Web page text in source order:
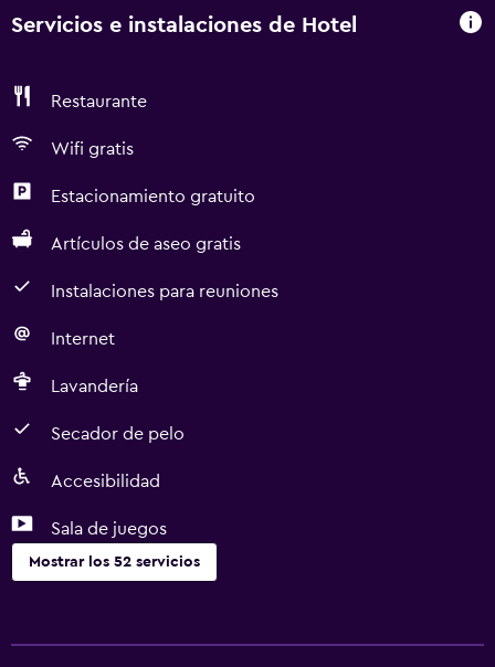
Servicios e instalaciones de Hotel
Restaurante
Wifi gratis
Estacionamiento gratuito
Artículos de aseo gratis
Instalaciones para reuniones
Internet
Lavandería
Secador de pelo
Accesibilidad
Sala de juegos
Mostrar los 52 servicios
Wifi gratis